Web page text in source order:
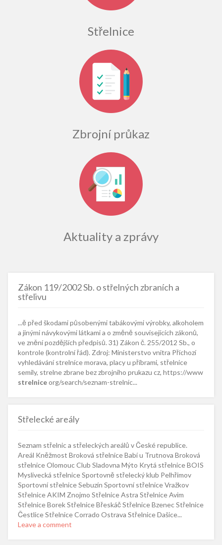
Střelnice
Zbrojní průkaz
Aktuality a zprávy
Zákon 119/2002 Sb. o střelných zbraních a
střelivu
...ě před škodami působenými tabákovými výrobky, alkoholem
a jinými návykovými látkami a o změně souvisejících zákonů,
ve znění pozdějších předpisů. 31) Zákon č. 255/2012 Sb., o
kontrole (kontrolní řád). Zdroj: Ministerstvo vnitra Příchozí
vyhledávání strelníce morava, placy u příbrami, střelnice
semily, strelne zbrane bez zbrojniho prukazu cz, https://www
strelniceorg/search/seznam-strelnic...
Střelecké areály
Seznam střelnic a střeleckých areálů v České republice.
Areál Kněžmost Broková střelnice Babí u Trutnova Broková
střelnice Olomouc Club Sladovna Mýto Krytá střelnice BOIS
Myslivecká střelnice Sportovně střelecký klub Pelhřimov
Sportovní střelnice Sebuzín Sportovní střelnice Vražkov
Střelnice AKIM Znojmo Střelnice Astra Střelnice Avim
Střelnice Borek Střelnice Břeskáč Střelnice Bzenec Střelnice
Čestlice Střelnice Corrado Ostrava Střelnice Dašice...
Leave a comment